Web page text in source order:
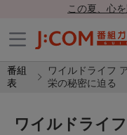
この夏、心
番組
表
ワイルドライフ
栄の秘密に迫る
ワイルドライ